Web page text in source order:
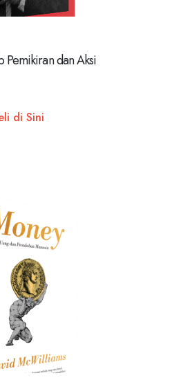
Pemikiran dan Aksi
di Sini